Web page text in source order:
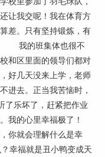
让我交呢！我在体育方
差。只有坚持锻炼，有
我的班集体也很不
和区里面的领导们都对
好几天没来上学，老师
进去。正当我苦恼时，
了乐坏了，赶紧把作业
我的心里幸福极了！
你就会理解什么是幸
福就是丑小鸭变成天